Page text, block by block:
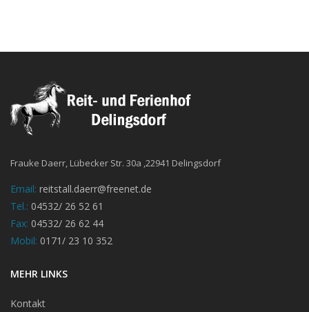
Frauke Daerr, Lübecker Str. 30a ,22941 Delingsdorf
Email: reitstall.daerr@freenet.de
Tel.: 04532/ 26 52 61
Fax: 04532/ 26 62 44
Mobil: 0171/ 23 10 352
MEHR LINKS
Kontakt